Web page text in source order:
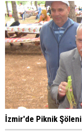
İzmir'de Piknik Şöleni